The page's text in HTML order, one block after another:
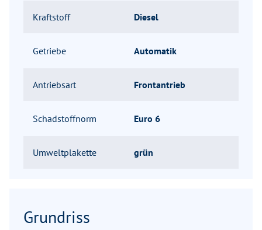
Kraftstoff Diesel
Getriebe Automatik
Antriebsart Frontantrieb
Schadstoffnorm Euro 6
Umweltplakette grün
Grundriss